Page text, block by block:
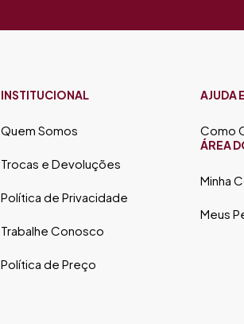
INSTITUCIONAL
Quem Somos
Trocas e Devoluções
Política de Privacidade
Trabalhe Conosco
Política de Preço
AJUDA
Como
ÁREA
Minha
Meus